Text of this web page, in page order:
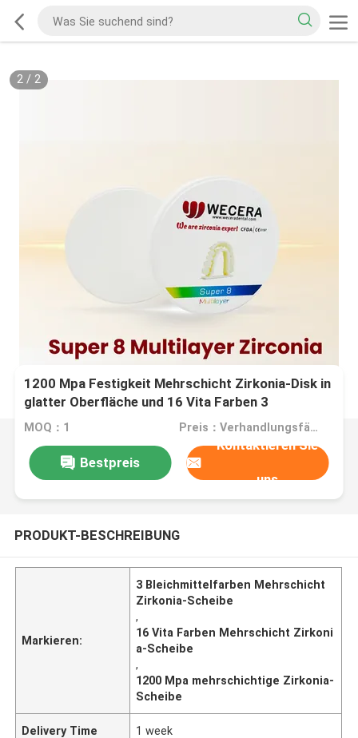
2/ 2
1200 Mpa Festigkeit Mehrschicht Zirkonia-Disk in
glatter Oberfläche und 16 Vita Farben 3
Bleichfarben
MOQ：1 Preis：Verhandlungsfähig
Bestpreis
Kontaktieren Sie
uns
PRODUKT-BESCHREIBUNG
Markieren:
3 Bleichmittelfarben Mehrschicht
Zirkonia-Scheibe
,
16 Vita Farben Mehrschicht Zirkoni
a-Scheibe
,
1200 Mpa mehrschichtige Zirkonia-
Scheibe
Delivery Time 1 week